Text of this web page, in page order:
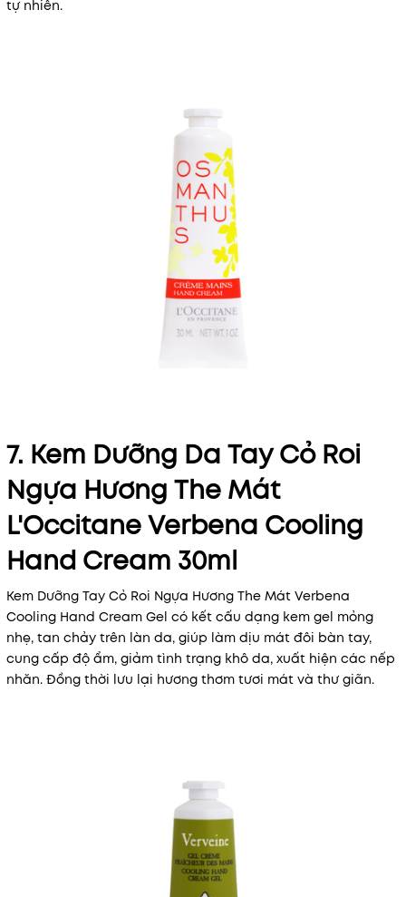
tự nhiên.
7. Kem Dưỡng Da Tay Cỏ Roi
Ngựa Hương The Mát
L'Occitane Verbena Cooling
Hand Cream 30ml
Kem Dưỡng Tay Cỏ Roi Ngựa Hương The Mát Verbena
Cooling Hand Cream Gel có kết cấu dạng kem gel mỏng
nhẹ, tan chảy trên làn da, giúp làm dịu mát đôi bàn tay,
cung cấp độ ẩm, giảm tình trạng khô da, xuất hiện các nếp
nhăn. Đồng thời lưu lại hương thơm tươi mát và thư giãn.